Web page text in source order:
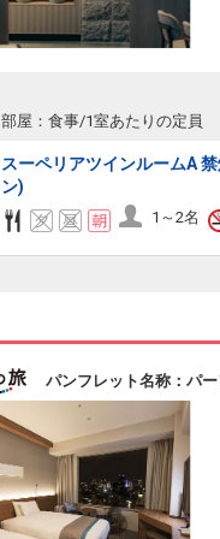
部屋：食事/1室あたりの定員
スーペリアツインルームA
ン)
1～2名
パンフレット名称：パ